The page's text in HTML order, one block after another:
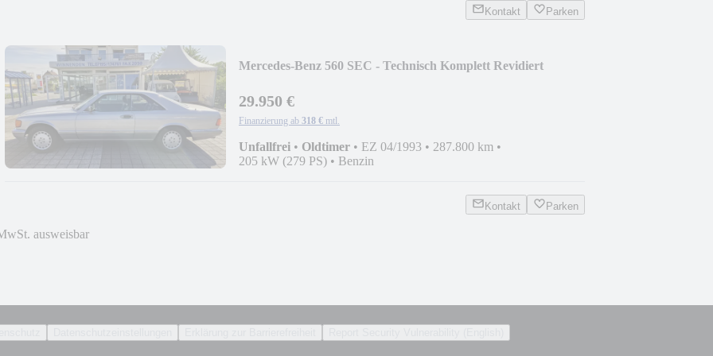
Kontakt Parken
Mercedes-Benz 560 SEC - Technisch Komplett Revidiert
29.950 €
Finanzierung ab 318 € mtl.
Unfallfrei • Oldtimer • EZ 04/1993 • 287.800 km •
205 kW (279 PS) • Benzin
Kontakt Parken
ausweisbar